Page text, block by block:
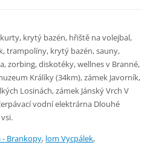
krytý bazén, hřiště na volejbal,
trampolíny, krytý bazén, sauny,
zorbing, diskotéky, wellnes v Branné,
Králíky (34km), zámek Javorník,
Losinách, zámek Jánský Vrch V
vodní elektrárna Dlouhé
- Brankopy, lom Vycpálek,